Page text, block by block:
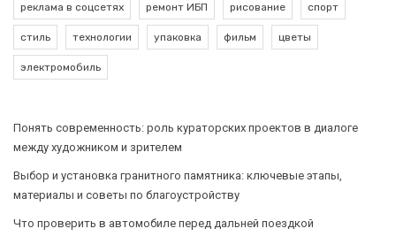
реклама в соцсетях ремонт ИБП рисование спорт
стиль технологии упаковка фильм цветы
электромобиль
Понять современность: роль кураторских проектов в диалоге
между художником и зрителем
Выбор и установка гранитного памятника: ключевые этапы,
материалы и советы по благоустройству
Что проверить в автомобиле перед дальней поездкой